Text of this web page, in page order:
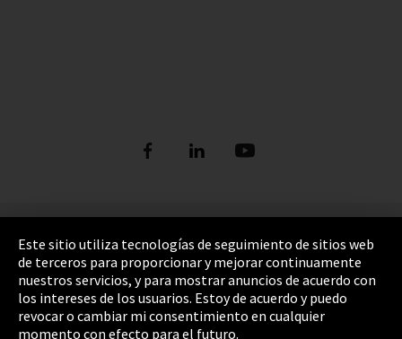
Pie de imprenta
Política de privacidad
Cookie Settings
Términos y Condiciones
Este sitio utiliza tecnologías de seguimiento de sitios web
de terceros para proporcionar y mejorar continuamente
nuestros servicios, y para mostrar anuncios de acuerdo con
los intereses de los usuarios. Estoy de acuerdo y puedo
revocar o cambiar mi consentimiento en cualquier
momento con efecto para el futuro.